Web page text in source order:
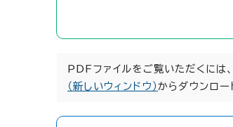
PDFファイルをご覧いただくには
（新しいウィンドウ）からダウンロー